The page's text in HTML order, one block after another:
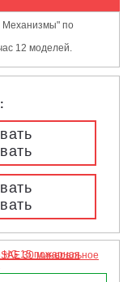
Механизмы" по
12 моделей.